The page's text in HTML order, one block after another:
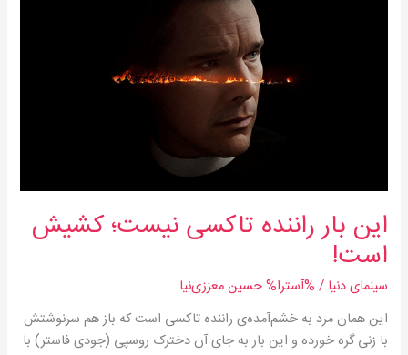
این بار راننده تاکسی نیست؛ کشیش
است!
سینمای دنیا / %آسترا%حسین معززی‌نیا
این همان مرد به خشم‌آمده‌ی راننده تاکسی است که باز هم سرنوشتش
با زنی گره خورده و این بار به جای آن دخترک روسپی (جودی فاستر) با